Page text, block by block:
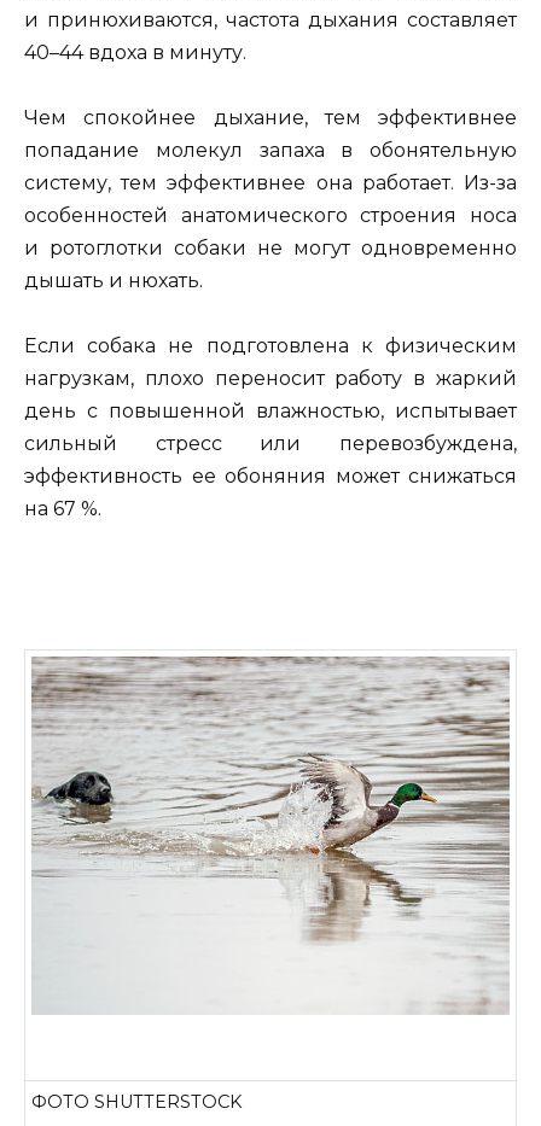
и принюхиваются, частота дыхания составляет
40–44 вдоха в минуту.
Чем спокойнее дыхание, тем эффективнее
попадание молекул запаха в обонятельную
систему, тем эффективнее она работает. Из-за
особенностей анатомического строения носа
и ротоглотки собаки не могут одновременно
дышать и нюхать.
Если собака не подготовлена к физическим
нагрузкам, плохо переносит работу в жаркий
день с повышенной влажностью, испытывает
сильный стресс или перевозбуждена,
эффективность ее обоняния может снижаться
на 67 %.
ФОТО SHUTTERSTOCK